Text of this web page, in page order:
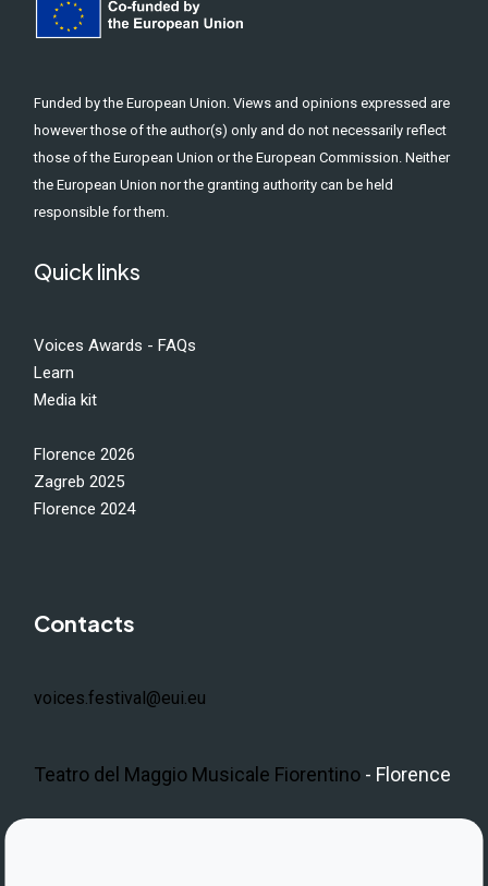
Funded by the European Union. Views and opinions expressed are
however those of the author(s) only and do not necessarily reflect
those of the European Union or the European Commission. Neither
the European Union nor the granting authority can be held
responsible for them.
Quick links
Voices Awards - FAQs
Learn
Media kit
Florence 2026
Zagreb 2025
Florence 2024
Contacts
voices.festival@eui.eu
Teatro del Maggio Musicale Fiorentino - Florence